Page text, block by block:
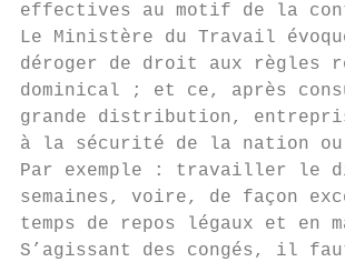
effectives au motif de la
Le Ministère du Travail
déroger de droit aux règles
dominical ; et ce, après
grande distribution,
à la sécurité de la nation
Par exemple : travailler le
semaines, voire, de façon
temps de repos légaux et en
S’agissant des congés, il